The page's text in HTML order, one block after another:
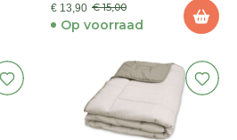
€ 13,90 € 15,00
Op voorraad